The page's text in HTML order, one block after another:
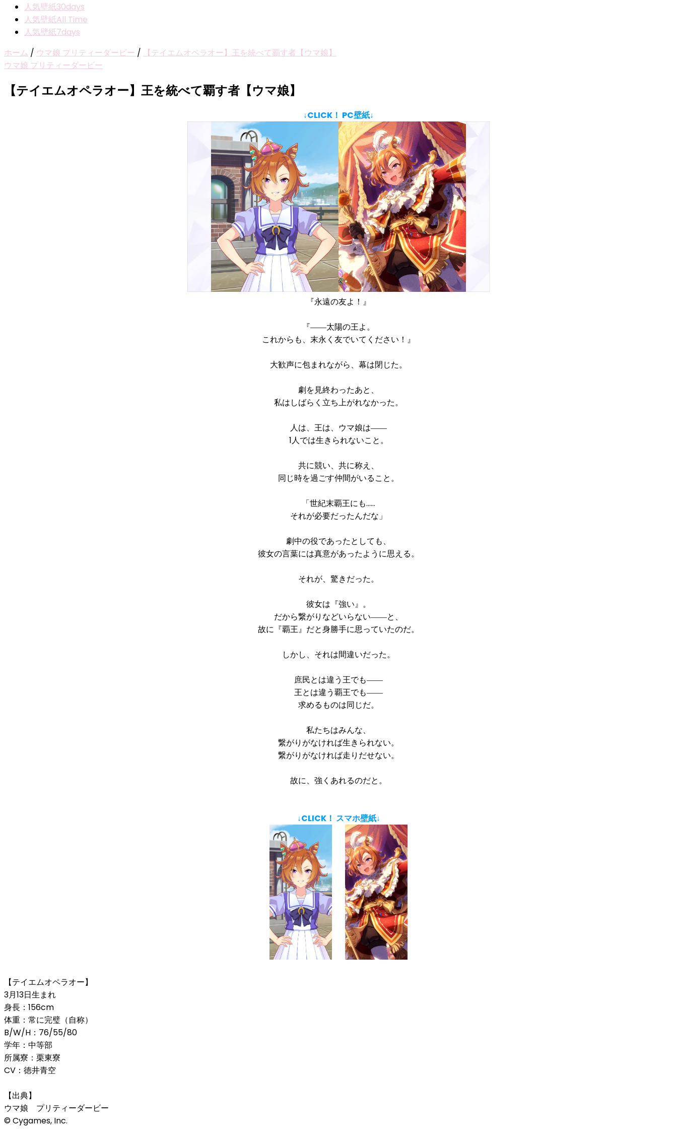
人気壁紙30days
人気壁紙All Time
人気壁紙7days
ホーム / ウマ娘 プリティーダービー /
【テイエムオペラオー】王を統べて覇す者【ウマ娘】
ウマ娘 プリティーダービー
【テイエムオペラオー】王を統べて覇す者【ウマ娘】
↓CLICK！ PC壁紙↓
『永遠の友よ！』
『――太陽の王よ。
これからも、末永く友でいてください！』
大歓声に包まれながら、幕は閉じた。
劇を見終わったあと、
私はしばらく立ち上がれなかった。
人は、王は、ウマ娘は――
1人では生きられないこと。
共に競い、共に称え、
同じ時を過ごす仲間がいること。
「世紀末覇王にも……
それが必要だったんだな」
劇中の役であったとしても、
彼女の言葉には真意があったように思える。
それが、驚きだった。
彼女は『強い』。
だから繋がりなどいらない――と、
故に『覇王』だと身勝手に思っていたのだ。
しかし、それは間違いだった。
庶民とは違う王でも――
王とは違う覇王でも――
求めるものは同じだ。
私たちはみんな、
繋がりがなければ生きられない。
繋がりがなければ走りだせない。
故に、強くあれるのだと。
↓CLICK！ スマホ壁紙↓
【テイエムオペラオー】
3月13日生まれ
身長：156cm
体重：常に完璧（自称）
B/W/H：76/55/80
学年：中等部
所属寮：栗東寮
CV：徳井青空
【出典】
ウマ娘 プリティーダービー
© Cygames, Inc.